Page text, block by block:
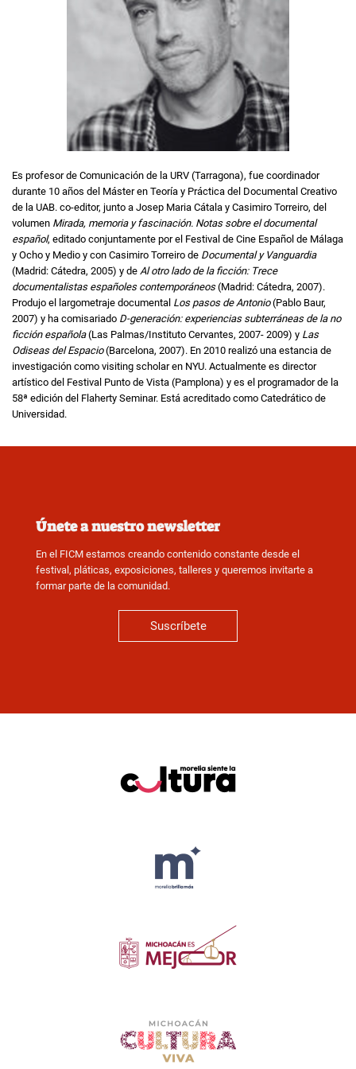
Es profesor de Comunicación de la URV (Tarragona), fue coordinador
durante 10 años del Máster en Teoría y Práctica del Documental Creativo
de la UAB. co-editor, junto a Josep Maria Cátala y Casimiro Torreiro, del
volumen Mirada, memoria y fascinación. Notas sobre el documental
español, editado conjuntamente por el Festival de Cine Español de Málaga
y Ocho y Medio y con Casimiro Torreiro de Documental y Vanguardia
(Madrid: Cátedra, 2005) y de Al otro lado de la ficción: Trece
documentalistas españoles contemporáneos(Madrid: Cátedra, 2007).
Produjo el largometraje documental Los pasos de Antonio(Pablo Baur,
2007) y ha comisariado D-generación: experiencias subterráneas de la no
ficción española(Las Palmas/Instituto Cervantes, 2007- 2009) y Las
Odiseas del Espacio(Barcelona, 2007). En 2010 realizó una estancia de
investigación como visiting scholar en NYU. Actualmente es director
artístico del Festival Punto de Vista (Pamplona) y es el programador de la
58ª edición del Flaherty Seminar. Está acreditado como Catedrático de
Universidad.
Únete a nuestro newsletter
En el FICM estamos creando contenido constante desde el
festival, pláticas, exposiciones, talleres y queremos invitarte a
formar parte de la comunidad.
Suscríbete